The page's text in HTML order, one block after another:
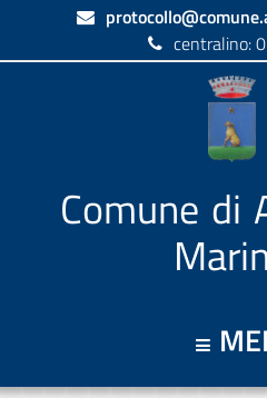
centralino:
Comune di